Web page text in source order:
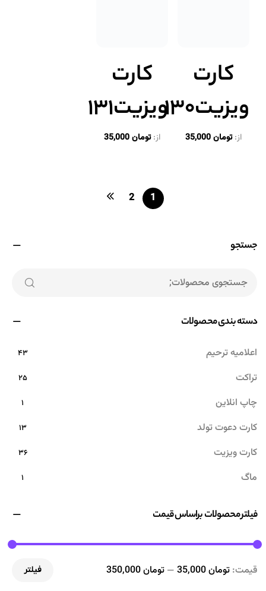
ویزیت۱۳۰
تومان
کارت
ویزیت۱۳۱
از:تومان
1
2
جستجو
دسته بندی محصولات
اعلامیه ترحیم ۴۳
تراکت ۲۵
چاپ انلاین ۱
کارت دعوت تولد ۱۳
کارت ویزیت ۳۶
ماگ ۱
فیلتر محصولات براساس قیمت
فیلتر قیمت: تومان 35,000 — تومان 350,000